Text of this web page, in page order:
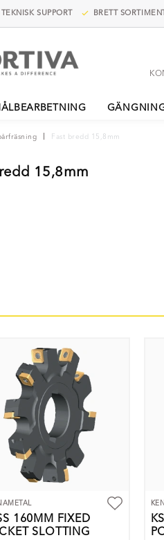
TEKNISK SUPPORT BRETT SORTIMENT
Fast bredd 15,8mm
15,8mm
160MM FIXED
SLOTTING